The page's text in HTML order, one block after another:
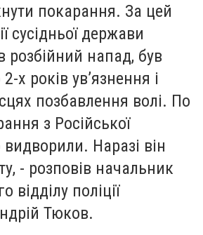
покарання. За цей
сусідньої держави
розбійний напад, був
х років ув’язнення і
позбавлення волі. По
з Російської
видворили. Наразі він
- розповів начальник
відділу поліції
Тюков.